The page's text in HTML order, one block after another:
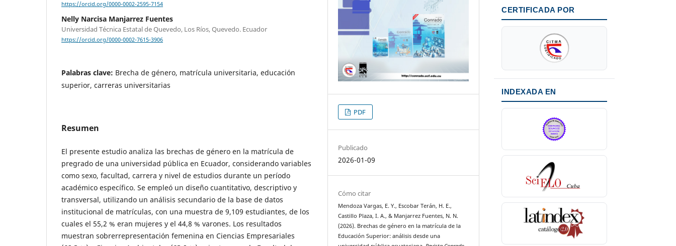
https://orcid.org/0000-0002-2595-7154
Nelly Narcisa Manjarrez Fuentes
Universidad Técnica Estatal de Quevedo, Los Ríos, Quevedo. Ecuador
https://orcid.org/0000-0002-7615-3906
Palabras clave: Brecha de género, matrícula universitaria, educación
superior, carreras universitarias
Resumen
El presente estudio analiza las brechas de género en la matrícula de
pregrado de una universidad pública en Ecuador, considerando variables
como sexo, facultad, carrera y nivel de estudios durante un período
académico específico. Se empleó un diseño cuantitativo, descriptivo y
transversal, utilizando un análisis secundario de la base de datos
institucional de matrículas, con una muestra de 9,109 estudiantes, de los
cuales el 55,2 % eran mujeres y el 44,8 % varones. Los resultados
muestran sobrerrepresentación femenina en Ciencias Empresariales
PDF
Publicado
2026-01-09
Cómo citar
Mendoza Vargas, E. Y., Escobar Terán, H. E.,
Castillo Plaza, I. A., & Manjarrez Fuentes, N. N.
(2026). Brechas de género en la matrícula de la
Educación Superior: análisis desde una
CERTIFICADA POR
INDEXADA EN